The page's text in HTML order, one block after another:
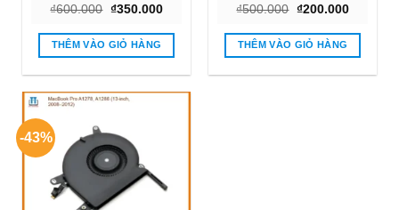
₫600.000 Giá
là:
₫600.000.
₫350.000Giá
tại
₫350.000.
THÊM VÀO GIỎ HÀNG
₫500.000 Giá
là:
₫500.000.
₫200.000Giá
tại
THÊM VÀO GIỎ HÀNG
-43%